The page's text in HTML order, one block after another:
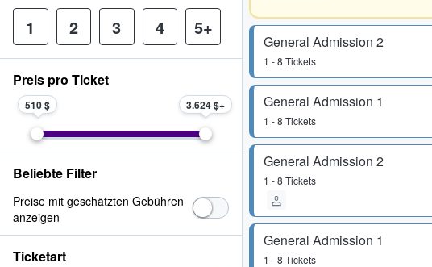
General Admission 2
1 - 8 Tickets
General Admission 1
1 - 8 Tickets
General Admission 2
1 - 8 Tickets
General Admission 1
1 - 8 Tickets
1 2 3 4 5+
Preis pro Ticket
510 $ 3.624 $
Beliebte Filter
Preise mit geschätzten Gebühren
anzeigen
Ticketart